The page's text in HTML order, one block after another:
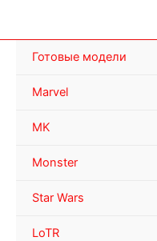
Готовые модели
Marvel
MK
Monster
Star Wars
LoTR